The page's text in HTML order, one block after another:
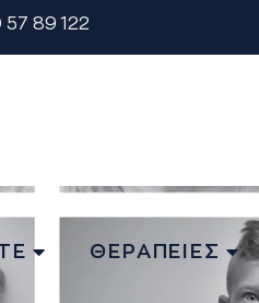
57 89 122
ΘΕΡΑΠΕΙΕΣ